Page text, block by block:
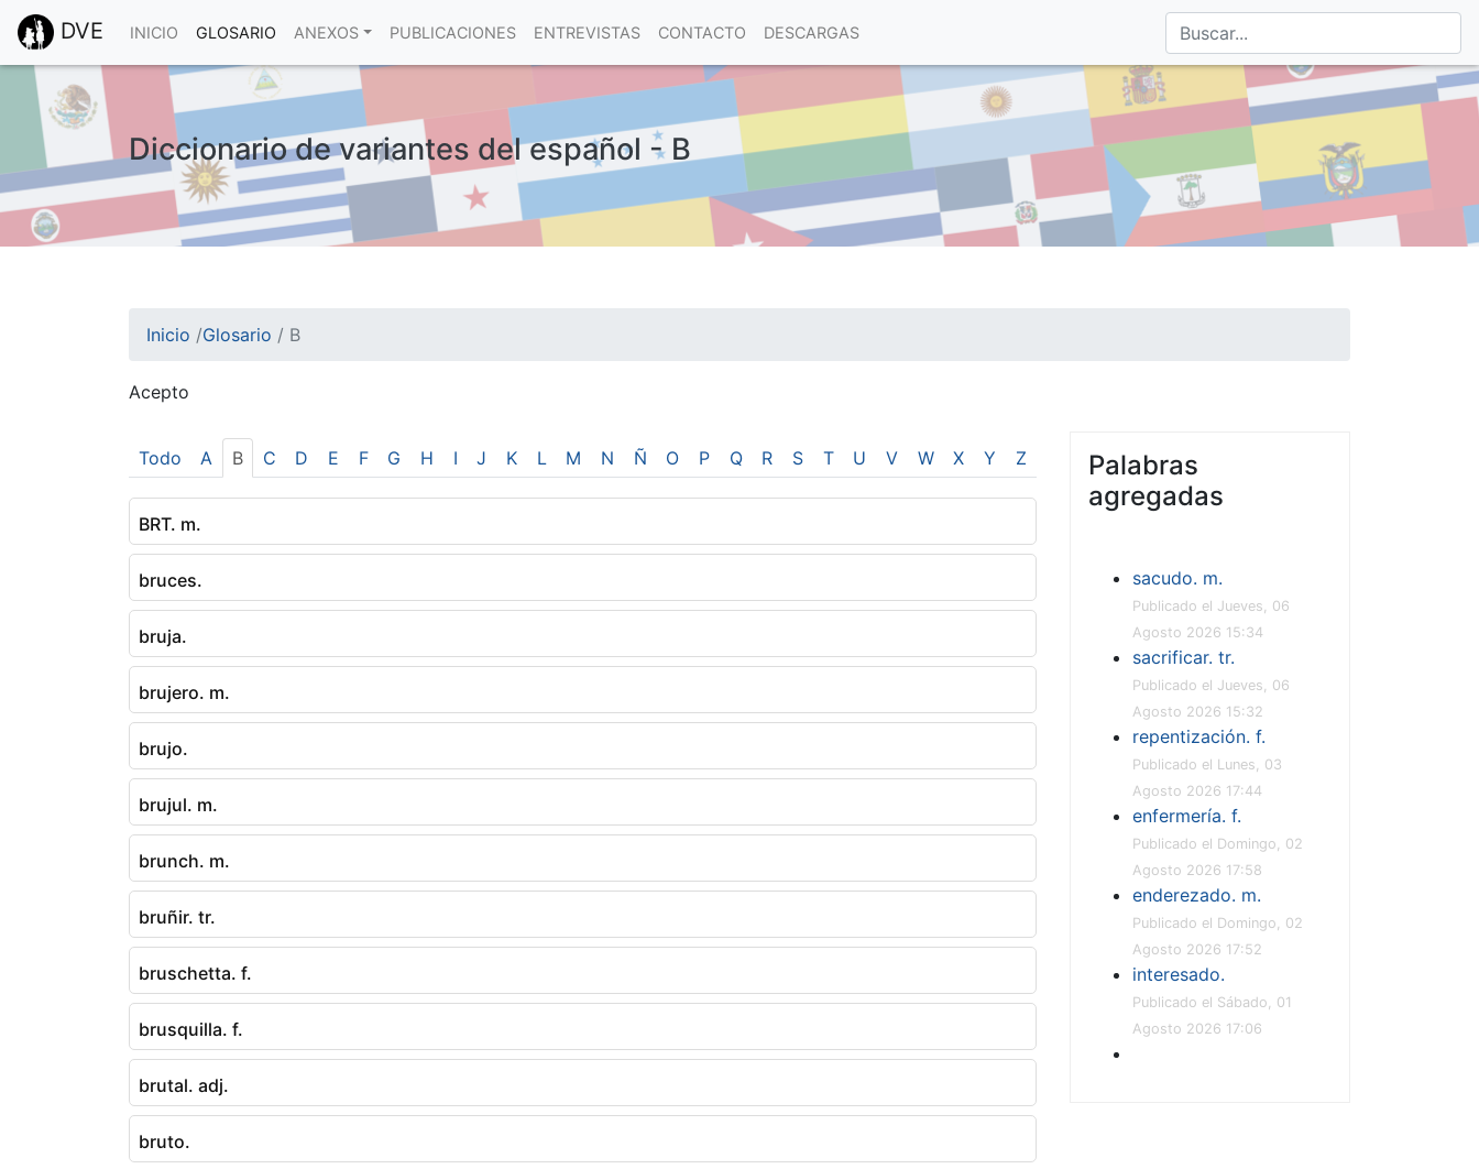
DVE INICIO GLOSARIO ANEXOS PUBLICACIONES ENTREVISTAS CONTACTO DESCARGAS
Diccionario de variantes del español - B
Inicio /Glosario / B
Acepto
Esto nos ayuda a recolectar estadísticas de las visitas.
Todo A B C D E F G H I J K L M N Ñ O P Q R S T U V W X Y Z
BRT. m.
bruces.
bruja.
brujero. m.
brujo.
brujul. m.
brunch. m.
bruñir. tr.
bruschetta. f.
brusquilla. f.
brutal. adj.
bruto.
Palabras
agregadas
sacudo. m.
Publicado el Jueves, 06
Agosto 2026 15:34
sacrificar. tr.
Publicado el Jueves, 06
Agosto 2026 15:32
repentización. f.
Publicado el Lunes, 03
Agosto 2026 17:44
enfermería. f.
Publicado el Domingo, 02
Agosto 2026 17:58
enderezado. m.
Publicado el Domingo, 02
Agosto 2026 17:52
interesado.
Publicado el Sábado, 01
Agosto 2026 17:06